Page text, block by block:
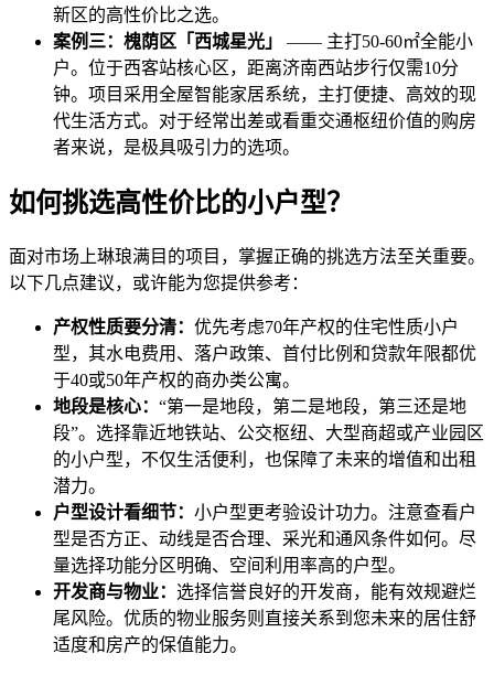
新区的高性价比之选。
案例三：槐荫区「西城星光」
—— 主打50-60㎡全能小
户。位于西客站核心区，距离济南西站步行仅需10分
钟。项目采用全屋智能家居系统，主打便捷、高效的现
代生活方式。对于经常出差或看重交通枢纽价值的购房
者来说，是极具吸引力的选项。
如何挑选高性价比的小户型？
面对市场上琳琅满目的项目，掌握正确的挑选方法至关重要。
以下几点建议，或许能为您提供参考：
产权性质要分清： 优先考虑70年产权的住宅性质小户
型，其水电费用、落户政策、首付比例和贷款年限都优
于40或50年产权的商办类公寓。
地段是核心： “第一是地段，第二是地段，第三还是地
段”。选择靠近地铁站、公交枢纽、大型商超或产业园区
的小户型，不仅生活便利，也保障了未来的增值和出租
潜力。
户型设计看细节： 小户型更考验设计功力。注意查看户
型是否方正、动线是否合理、采光和通风条件如何。尽
量选择功能分区明确、空间利用率高的户型。
开发商与物业： 选择信誉良好的开发商，能有效规避烂
尾风险。优质的物业服务则直接关系到您未来的居住舒
适度和房产的保值能力。